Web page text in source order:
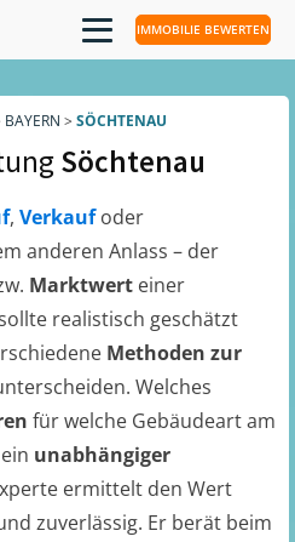
IMMOBILIE BEWERTEN
BAYERN > SÖCHTENAU
Söchtenau
, Verkaufoder
anderen Anlass – der
Marktwert einer
realistisch geschätzt
Methoden zur
Welches
für welche Gebäudeart am
unabhängiger
ermittelt den Wert
zuverlässig. Er berät beim